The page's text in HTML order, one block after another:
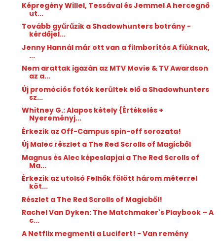
Képregény Willel, Tessával és Jemmel A hercegnő
ut...
Tovább gyűrűzik a Shadowhunters botrány -
kérdőjel...
Jenny Hannál már ott van a filmborítós A fiúknak,
...
Nem arattak igazán az MTV Movie & TV Awardson
az a...
Új promóciós fotók kerültek elő a Shadowhunters
sz...
Whitney G.: Alapos ​kétely {Értékelés +
Nyereményj...
Érkezik az Off-Campus spin-off sorozata!
Új Malec részlet a The Red Scrolls of Magicből
Magnus és Alec képeslapjai a The Red Scrolls of
Ma...
Érkezik az utolsó Felhők fölött három méterrel
köt...
Részlet a The Red Scrolls of Magicből!
Rachel Van Dyken: The ​Matchmaker's Playbook – A
c...
A Netflix megmenti a Lucifert! - Van remény